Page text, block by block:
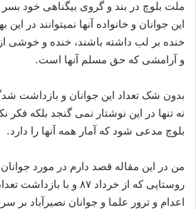
ملت بلوچ در بند و گروی بیگناهی خود بسر
خنده بر لب داشته باشند، خنده و خوشی
و آرامشی که حق مسلم آنها است.
بدون شک تعداد این جوانان و بازداشت
نه تنها در این نوشتار نمی گنجد بلکه فکر
بلوچ مدعی شود که آمار همه آنها را دارد.
من در این مقاله قصد دارم در مورد جوانان
روستایی که از خرداد ۸۷ و
اعدام و ترور علما و جوانان نصیرآباد بر